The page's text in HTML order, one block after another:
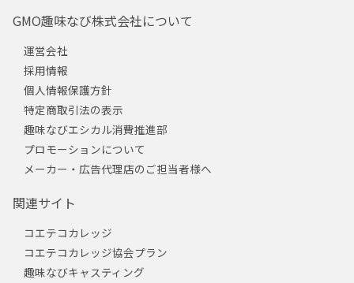
GMO趣味なび株式会社について
運営会社
採用情報
個人情報保護方針
特定商取引法の表示
趣味なびエシカル消費推進部
プロモーションについて
メーカー・広告代理店のご担当者様へ
関連サイト
コエテコカレッジ
コエテコカレッジ協会プラン
趣味なびキャスティング